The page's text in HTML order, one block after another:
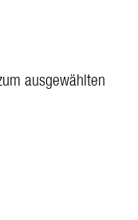
ausgewählten